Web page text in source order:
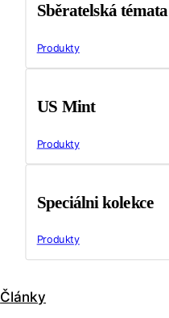
Sběratelská témata
Produkty
US Mint
Produkty
Speciálni kolekce
Produkty
Články